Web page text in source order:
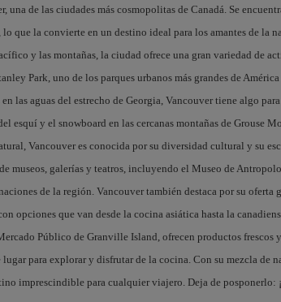
una de las ciudades más cosmopolitas de Canadá. Se
lo que la convierte en un destino ideal para los amantes de la
y las montañas, la ciudad ofrece una gran variedad de
Park, uno de los parques urbanos más grandes de
las aguas del estrecho de Georgia, Vancouver tiene algo
esquí y el snowboard en las cercanas montañas de Grouse
Vancouver es conocida por su diversidad cultural y su
museos, galerías y teatros, incluyendo el Museo de
de la región. Vancouver también destaca por su oferta
opciones que van desde la cocina asiática hasta la
Público de Granville Island, ofrecen productos frescos
lugar para explorar y disfrutar de la cocina. Con su mezcla de
imprescindible para cualquier viajero. Deja de posponerlo: